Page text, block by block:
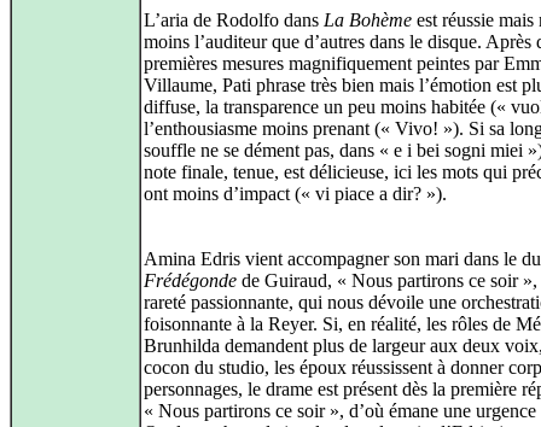
L’aria de Rodolfo dans La Bohème est réussie mais
moins l’auditeur que d’autres dans le disque. Après
premières mesures magnifiquement peintes par
Villaume, Pati phrase très bien mais l’émotion est
diffuse, la transparence un peu moins habitée («
l’enthousiasme moins prenant (« Vivo! »). Si sa
souffle ne se dément pas, dans « e i bei sogni miei
note finale, tenue, est délicieuse, ici les mots qui
ont moins d’impact (« vi piace a dir? »).
Amina Edris vient accompagner son mari dans le
Frédégonde de Guiraud, « Nous partirons ce soir »,
rareté passionnante, qui nous dévoile une
foisonnante à la Reyer. Si, en réalité, les rôles de
Brunhilda demandent plus de largeur aux deux
cocon du studio, les époux réussissent à donner
personnages, le drame est présent dès la première
« Nous partirons ce soir », d’où émane une